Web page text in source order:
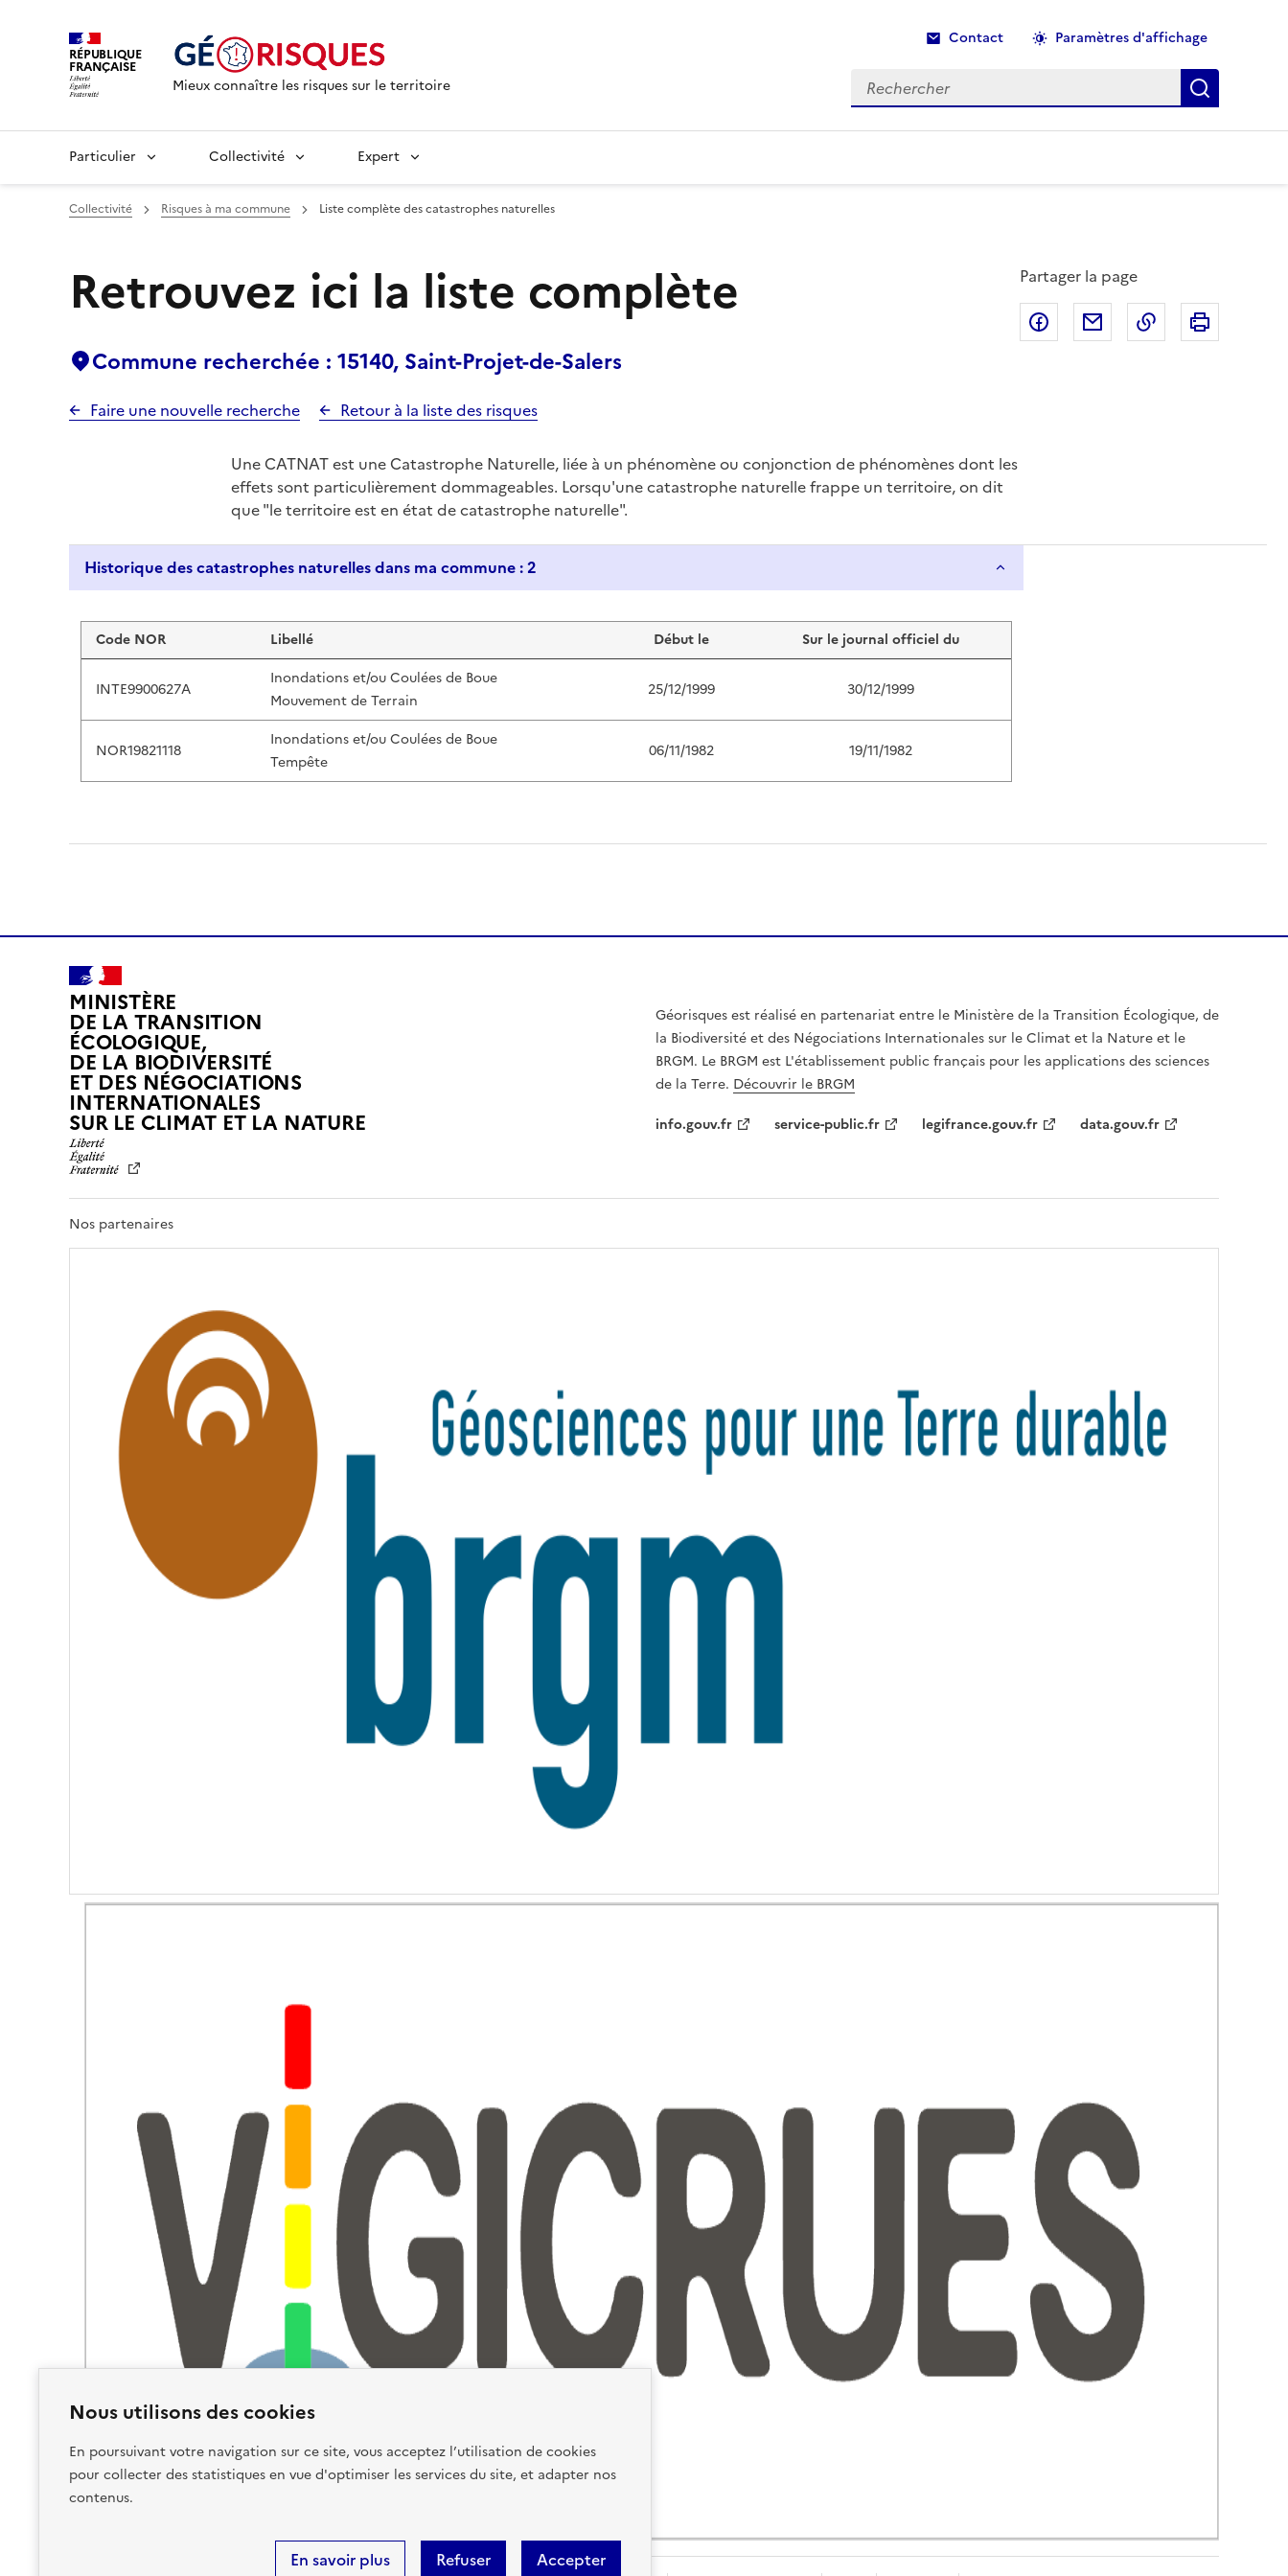
Nous utilisons des cookies
En poursuivant votre navigation sur ce site, vous acceptez l’utilisation de cookies
pour collecter des statistiques en vue d'optimiser les services du site, et adapter nos
contenus.
Accepter
Refuser
En savoir plus
RÉPUBLIQUE
FRANÇAISE
Mieux connaître les risques sur le territoire
Contact Paramètres d'affichage
Rechercher Recherche
Particulier Collectivité Expert
Collectivité Risques à ma commune Liste complète des catastrophes naturelles
Retrouvez ici la liste complète
Commune recherchée : 15140, Saint-Projet-de-Salers
Faire une nouvelle recherche Retour à la liste des risques
Partager la page
Partager sur Facebook
Partager par email
Copier dans le
Une CATNAT est une Catastrophe Naturelle, liée à un phénomène ou conjonction de phénomènes dont les
effets sont particulièrement dommageables. Lorsqu'une catastrophe naturelle frappe un territoire, on dit
que "le territoire est en état de catastrophe naturelle".
Historique des catastrophes naturelles dans ma commune : 2
Liste de résultats
Code NOR Libellé Début le Sur le journal officiel du
INTE9900627A
Inondations et/ou Coulées de Boue
Mouvement de Terrain
25/12/1999 30/12/1999
NOR19821118
Inondations et/ou Coulées de Boue
Tempête
06/11/1982 19/11/1982
MINISTÈRE
DE LA TRANSITION
ÉCOLOGIQUE,
DE LA BIODIVERSITÉ
ET DES NÉGOCIATIONS
INTERNATIONALES
SUR LE CLIMAT ET LA NATUREL
R
É
R
R
N
T
Géorisques est réalisé en partenariat entre le Ministère de la Transition Écologique, de
la Biodiversité et des Négociations Internationales sur le Climat et la Nature et le
BRGM. Le BRGM est L'établissement public français pour les applications des sciences
de la Terre. Découvrir le BRGM
info.gouv.fr
service-public.fr legifrance.gouv.fr data.gouv.fr
Nos partenaires